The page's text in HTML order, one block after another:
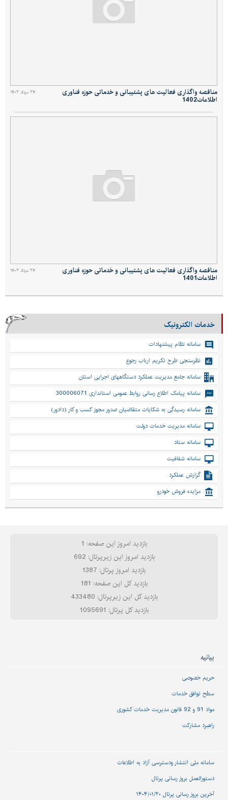
۲۴ مرداد ۱۴۰۲ مناقصه واگذاری فعالیت های پشتیبانی و خدماتی حوزه فناوری
اطلاعات1402
۲۴ مرداد ۱۴۰۲ مناقصه واگذاری فعالیت های پشتیبانی و خدماتی حوزه فناوری
اطلاعات1401
خدمات الکترونیک
سامانه نظام پیشنهادات
نظرسنجی طرح تکریم ارباب رجوع
سامانه جامع مدیریت عملکرد دستگاههای اجرایی استان
سامانه پیامک اطلاع رسانی روابط عمومی استانداری 300006071
سامانه رسیدگی به شکایات متقاضیان صدور مجوز کسب و کار (دادور)
سامانه مدیریت خدمات دولت
سامانه ستاد
سامانه شفافیت
گزارش عملکرد
مزایده فروش خودرو
بازدید امروز این صفحه: 1
بازدید امروز این زیرپرتال: 692
بازدید امروز پرتال: 1387
بازدید کل این صفحه: 181
بازدید کل این زیرپرتال: 433480
بازدید کل پرتال: 1095691
بیانیه
حریم خصوصی
سطح توافق خدمات
مواد 91 و 92 قانون مدیریت خدمات کشوری
راهبرد مشارکت
سامانه ملی انتشار و‌دسترسی آزاد به اطلاعات
دستورالعمل بروز رسانی پرتال
آخرین بروز رسانی پرتال ۱۴۰۴/۰۱/۲۰